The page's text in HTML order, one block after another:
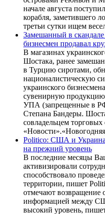
начале августа
корабля, заметившего
третьи сутки ищем
Замешанный в
бизнесмен продавал
В магазинах
Шостака, ранее
в Турцию сиротами,
националистическую
украинского
сувенирную
УПА (запрещенные в РФ
Степана Бандеры.
совладельцем
Politico: США и Украина
на прежний уровень
В последние месяцы
активизировали
способствовало
территории, пишет
отмечают возвращение
информацией между
высокий уровень,